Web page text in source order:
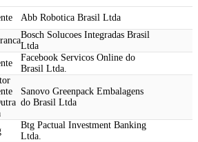
Abb Robotica Brasil Ltda
Bosch Solucoes Integradas Brasil
Ltda
Facebook Servicos Online do
Brasil Ltda.
Sanovo Greenpack Embalagens
do Brasil Ltda
Btg Pactual Investment Banking
Ltda.